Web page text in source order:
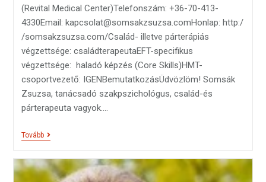
(Revital Medical Center)Telefonszám: +36-70-413-
4330Email: kapcsolat@somsakzsuzsa.comHonlap: http:/
/somsakzsuzsa.com/Család- illetve párterápiás
végzettsége: családterapeutaEFT-specifikus
végzettsége: haladó képzés (Core Skills)HMT-
csoportvezető: IGENBemutatkozásÜdvözlöm! Somsák
Zsuzsa, tanácsadó szakpszichológus, család-és
párterapeuta vagyok.…
Tovább